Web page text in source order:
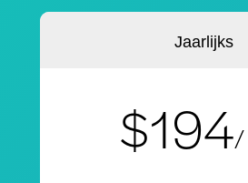
Jaarlijks
$194/